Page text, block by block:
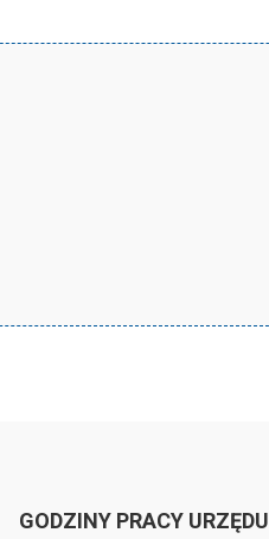
GODZINY PRACY URZĘDU